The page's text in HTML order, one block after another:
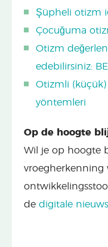
Şüpheli otizm
Çocuğuma
Otizm
edebilirsiniz:
Otizmli
yöntemleri
Op de hoogte
Wil je op hoogte
vroegherkenning
de digitale